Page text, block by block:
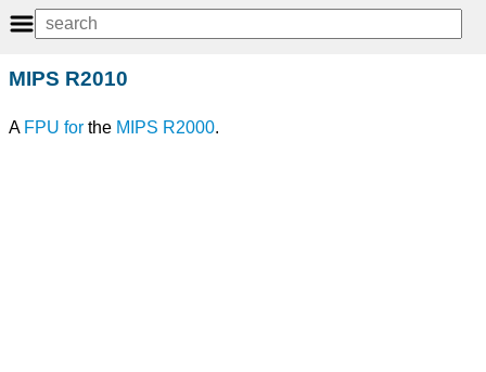
MIPS R2010
A FPU for the MIPS R2000.